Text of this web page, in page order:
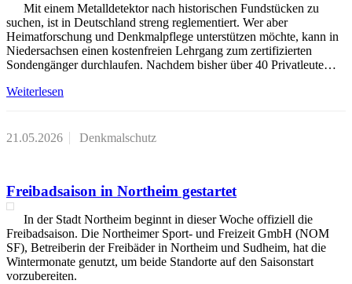
Mit einem Metalldetektor nach historischen Fundstücken zu
suchen, ist in Deutschland streng reglementiert. Wer aber
Heimatforschung und Denkmalpflege unterstützen möchte, kann in
Niedersachsen einen kostenfreien Lehrgang zum zertifizierten
Sondengänger durchlaufen. Nachdem bisher über 40 Privatleute…
Weiterlesen
21.05.2026 Denkmalschutz
Freibadsaison in Northeim gestartet
In der Stadt Northeim beginnt in dieser Woche offiziell die
Freibadsaison. Die Northeimer Sport- und Freizeit GmbH (NOM
SF), Betreiberin der Freibäder in Northeim und Sudheim, hat die
Wintermonate genutzt, um beide Standorte auf den Saisonstart
vorzubereiten.